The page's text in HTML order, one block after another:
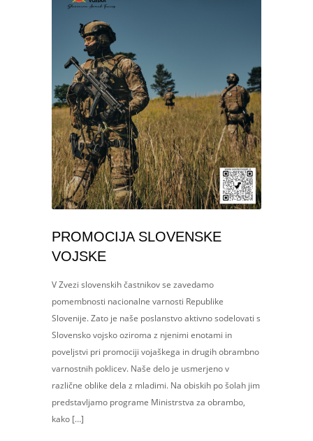
PROMOCIJA SLOVENSKE
VOJSKE
V Zvezi slovenskih častnikov se zavedamo
pomembnosti nacionalne varnosti Republike
Slovenije. Zato je naše poslanstvo aktivno sodelovati s
Slovensko vojsko oziroma z njenimi enotami in
poveljstvi pri promociji vojaškega in drugih obrambno
varnostnih poklicev. Naše delo je usmerjeno v
različne oblike dela z mladimi. Na obiskih po šolah jim
predstavljamo programe Ministrstva za obrambo,
kako […]